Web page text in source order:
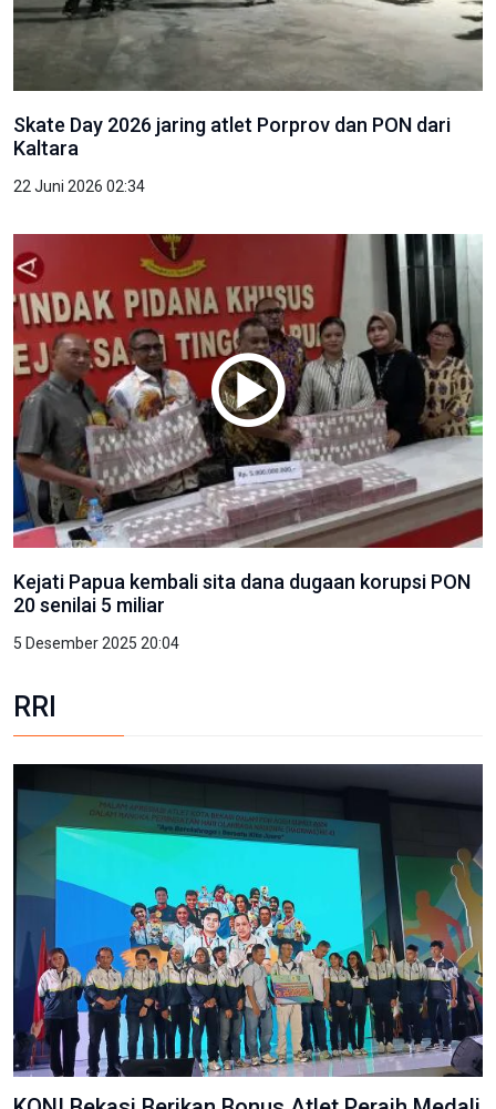
Skate Day 2026 jaring atlet Porprov dan PON dari
Kaltara
22 Juni 2026 02:34
Kejati Papua kembali sita dana dugaan korupsi PON
20 senilai 5 miliar
5 Desember 2025 20:04
RRI